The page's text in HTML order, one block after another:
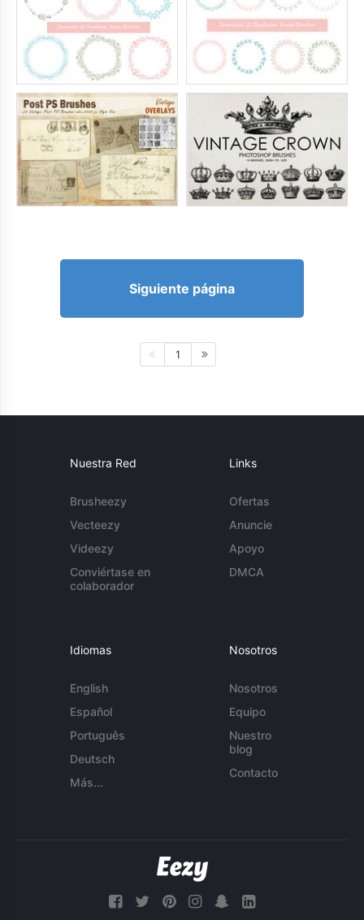
Siguiente página
1
Nuestra Red
Brusheezy
Vecteezy
Videezy
Conviértase en
colaborador
Links
Ofertas
Anuncie
Apoyo
DMCA
Idiomas
English
Español
Português
Deutsch
Más...
Nosotros
Nosotros
Equipo
Nuestro
blog
Contacto